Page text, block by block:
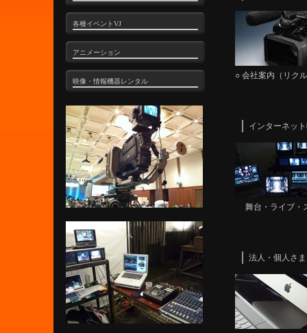
○ 会社案内（リク
インターネッ
舞台・ライブ・
法人・個人さ
各種イベントVJ
アニメーション
映像・情報機器レンタル